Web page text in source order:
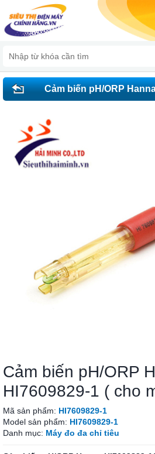
Cảm biến pH/ORP
Cảm biến pH/ORP
HI7609829-1 ( cho
Mã sản phẩm: HI7609829-1
Model sản phẩm: HI7609829-1
Danh mục: Máy đo đa chỉ tiêu